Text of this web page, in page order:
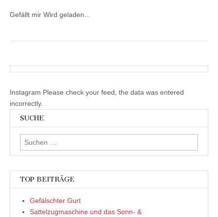
Gefällt mir Wird geladen...
Instagram Please check your feed, the data was entered
incorrectly.
SUCHE
Suchen
nach:
TOP BEITRÄGE
Gefälschter Gurt
Sattelzugmaschine und das Sonn- &